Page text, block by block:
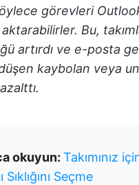
görevleri
Bu,
artırdı ve e-posta
kaybolan veya
okuyun: Takımınız
Seçme